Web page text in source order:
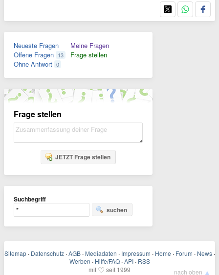
Neueste Fragen
Offene Fragen 13
Ohne Antwort 0
Meine Fragen
Frage stellen
Frage stellen
JETZT Frage stellen
Suchbegriff
suchen
Sitemap · Datenschutz · AGB · Mediadaten · Impressum · Home · Forum · News ·
Werben · Hilfe/FAQ · API · RSS
mit ♡ seit 1999 nach oben ▲